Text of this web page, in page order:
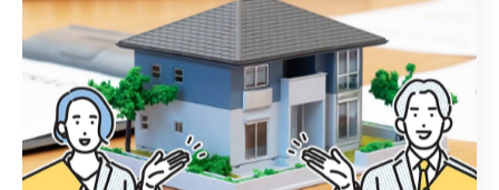
理想の住まい実現へ向けた選び方
不動産とハウスメーカー選びで重視する視点
不動産とハウスメーカーの選択において、最も重視すべ